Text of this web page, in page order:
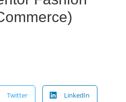
Twitter LinkedIn